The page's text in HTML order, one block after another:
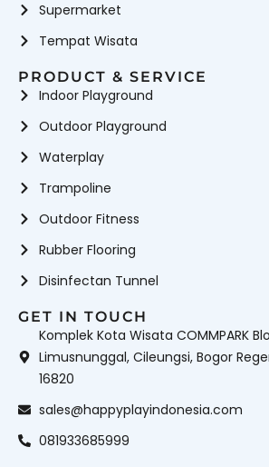
Supermarket
Tempat Wisata
PRODUCT & SERVICE
Indoor Playground
Outdoor Playground
Waterplay
Trampoline
Outdoor Fitness
Rubber Flooring
Disinfectan Tunnel
GET IN TOUCH
Komplek Kota Wisata COMMPARK
Limusnunggal, Cileungsi, Bogor
16820
sales@happyplayindonesia.com
081933685999